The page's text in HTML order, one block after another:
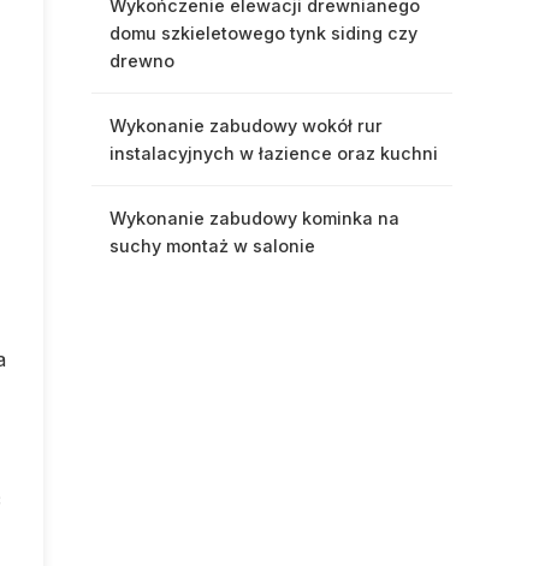
Wykończenie elewacji drewnianego
domu szkieletowego tynk siding czy
drewno
Wykonanie zabudowy wokół rur
instalacyjnych w łazience oraz kuchni
Wykonanie zabudowy kominka na
suchy montaż w salonie